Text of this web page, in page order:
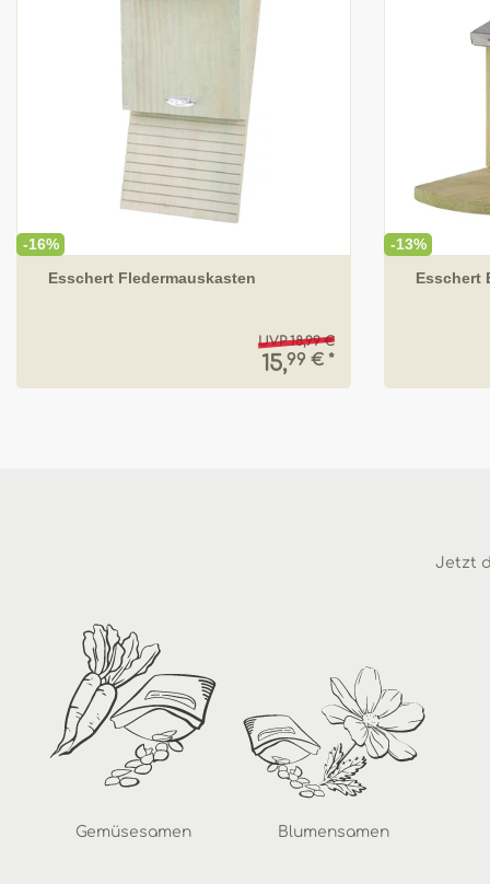
-16%
Esschert Fledermauskasten
UVP 18,99 €
15,99 € *
-13%
Esschert
Jetzt
Gemüsesamen Blumensamen